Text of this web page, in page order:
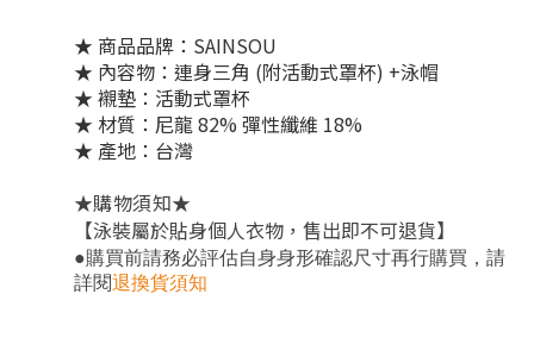
★ 商品品牌：SAINSOU
★ 內容物：連身三角 (附活動式罩杯) +泳帽
★ 襯墊：活動式罩杯
★ 材質：尼龍 82% 彈性纖維 18%
★ 產地：台灣
★購物須知★
【泳裝屬於貼身個人衣物，售出即不可退貨】
●購買前請務必評估自身身形確認尺寸再行購買 ， 請
詳閱退換貨須知